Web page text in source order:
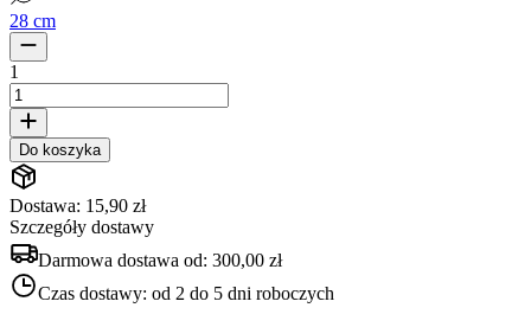
28 cm
1
Do koszyka
Dostawa: 15,90 zł
Szczegóły dostawy
Darmowa dostawa od: 300,00 zł
Czas dostawy: od 2 do 5 dni roboczych